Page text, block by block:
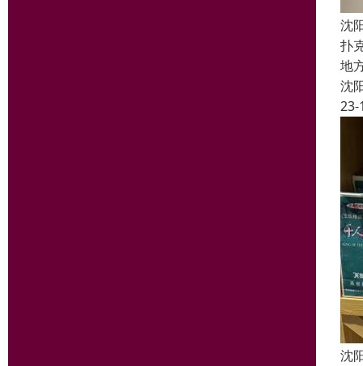
沈
扑
地
沈
23-
沈